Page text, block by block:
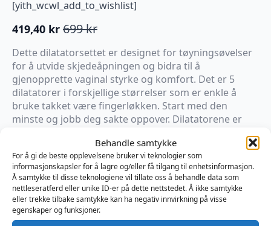
Behandle samtykke
For å gi de beste opplevelsene bruker vi teknologier som
informasjonskapsler for å lagre og/eller få tilgang til enhetsinformasjon.
Å samtykke til disse teknologiene vil tillate oss å behandle data som
nettleseratferd eller unike ID-er på dette nettstedet. Å ikke samtykke
eller trekke tilbake samtykke kan ha negativ innvirkning på visse
egenskaper og funksjoner.
[yith_wcwl_add_to_wishlist]
699kr
Opprinnelig
pris
var:
699 kr.
419,40 kr
Nåværende
pris
er:
419,40 kr.
Dette dilatatorsettet er designet for tøyningsøvelser
for å utvide skjedeåpningen og bidra til å
gjenopprette vaginal styrke og komfort. Det er 5
dilatatorer i forskjellige størrelser som er enkle å
bruke takket være fingerløkken. Start med den
minste og jobb deg sakte oppover. Dilatatorene er
en behagelig opplevelse. Bruk alltid rikelig med
vannbasert smøremiddel for å lette innføringen.
Rengjør dilatatorene enkelt etter bruk med lunkent
vann og leketøysrens eller en mild såpe.
På lager